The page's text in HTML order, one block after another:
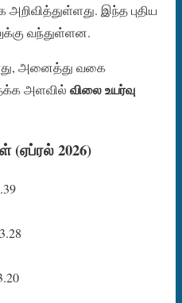
இந்த புதிய
வந்துள்ளன.
அனைத்து வகை
அளவில் விலை உயர்வு
(ஏப்ரல் 2026)